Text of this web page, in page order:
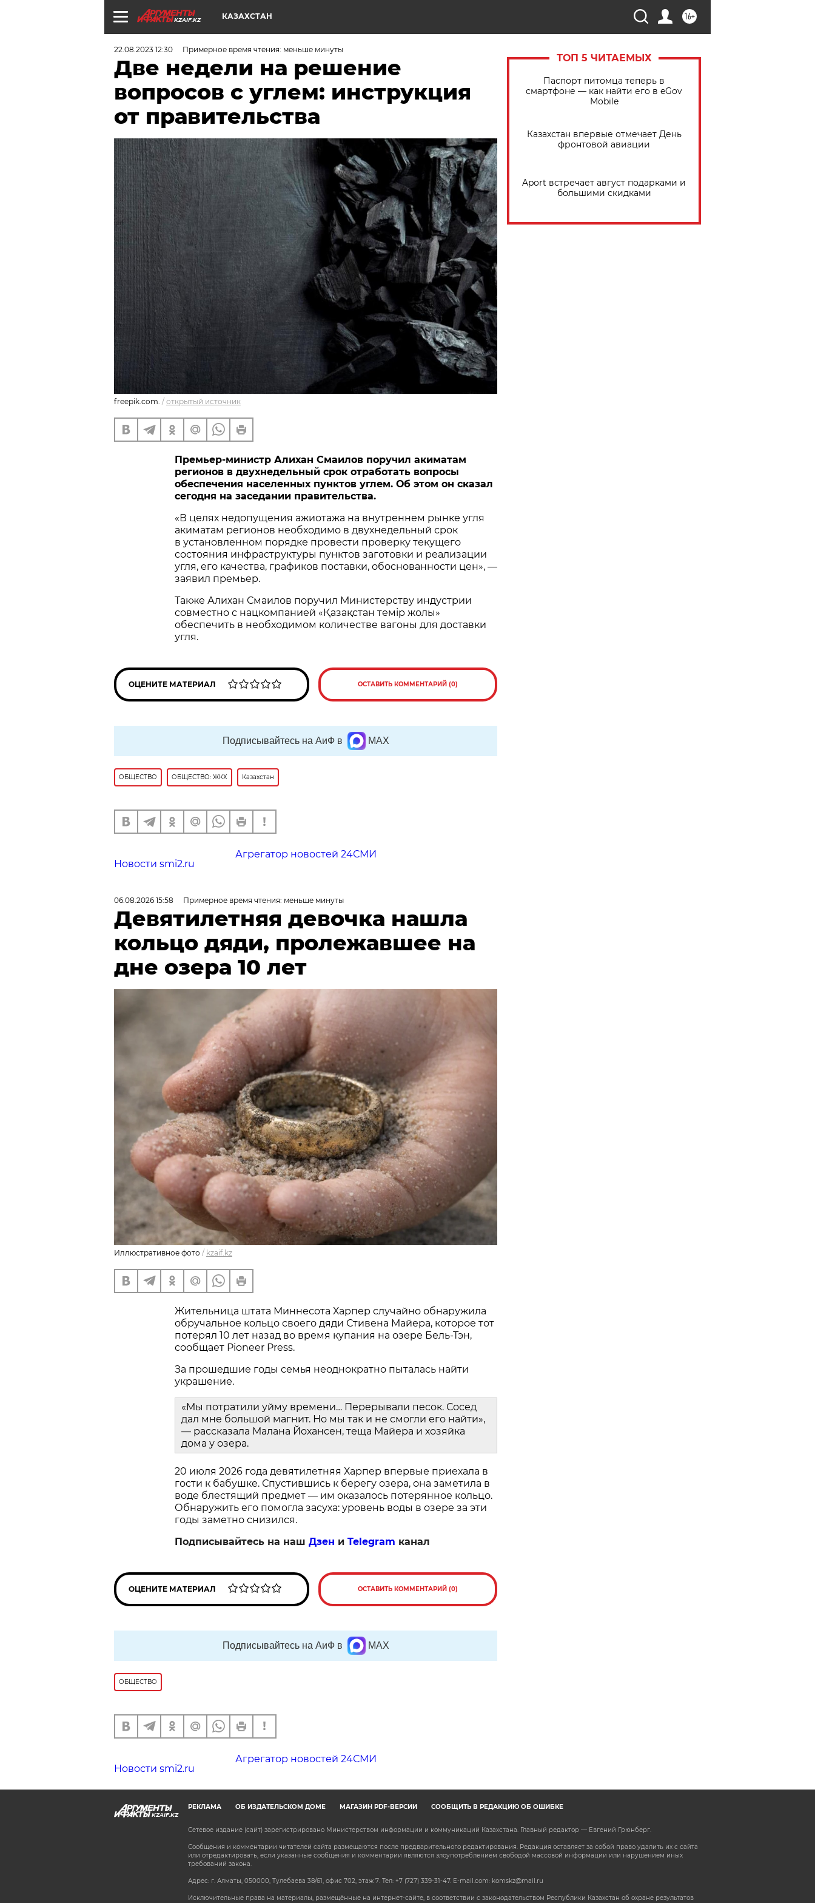
KZAIF.KZ 16+
КАЗАХСТАН
22.08.2023 12:30 Примерное время чтения: меньше минуты
Две недели на решение
вопросов с углем: инструкция
от правительства
freepik.com. / открытый источник
Премьер-министр Алихан Смаилов поручил акиматам
регионов в двухнедельный срок отработать вопросы
обеспечения населенных пунктов углем. Об этом он сказал
сегодня на заседании правительства.
«В целях недопущения ажиотажа на внутреннем рынке угля
акиматам регионов необходимо в двухнедельный срок
в установленном порядке провести проверку текущего
состояния инфраструктуры пунктов заготовки и реализации
угля, его качества, графиков поставки, обоснованности цен», —
заявил премьер.
Также Алихан Смаилов поручил Министерству индустрии
совместно с нацкомпанией «Қазақстан темір жолы»
обеспечить в необходимом количестве вагоны для доставки
угля.
ОЦЕНИТЕ МАТЕРИАЛ ОСТАВИТЬ КОММЕНТАРИЙ (0)
Подписывайтесь на АиФ в MAX
ОБЩЕСТВО ОБЩЕСТВО: ЖКХ Казахстан
Агрегатор новостей 24СМИ
Новости smi2.ru
ТОП 5 ЧИТАЕМЫХ
Паспорт питомца теперь в
смартфоне — как найти его в eGov
Mobile
Казахстан впервые отмечает День
фронтовой авиации
Aport встречает август подарками и
большими скидками
06.08.2026 15:58 Примерное время чтения: меньше минуты
Девятилетняя девочка нашла
кольцо дяди, пролежавшее на
дне озера 10 лет
Иллюстративное фото / kzaif.kz
Жительница штата Миннесота Харпер случайно обнаружила
обручальное кольцо своего дяди Стивена Майера, которое тот
потерял 10 лет назад во время купания на озере Бель-Тэн,
сообщает Pioneer Press.
За прошедшие годы семья неоднократно пыталась найти
украшение.
«Мы потратили уйму времени… Перерывали песок. Сосед
дал мне большой магнит. Но мы так и не смогли его найти»,
— рассказала Малана Йохансен, теща Майера и хозяйка
дома у озера.
20 июля 2026 года девятилетняя Харпер впервые приехала в
гости к бабушке. Спустившись к берегу озера, она заметила в
воде блестящий предмет — им оказалось потерянное кольцо.
Обнаружить его помогла засуха: уровень воды в озере за эти
годы заметно снизился.
Подписывайтесь на наш Дзен и Telegram канал
ОЦЕНИТЕ МАТЕРИАЛ ОСТАВИТЬ КОММЕНТАРИЙ (0)
Подписывайтесь на АиФ в MAX
ОБЩЕСТВО
Агрегатор новостей 24СМИ
Новости smi2.ru
KZAIF.KZ
РЕКЛАМА ОБ ИЗДАТЕЛЬСКОМ ДОМЕ МАГАЗИН PDF-ВЕРСИЙ СООБЩИТЬ В РЕДАКЦИЮ ОБ ОШИБКЕ
Сетевое издание (сайт) зарегистрировано Министерством информации и коммуникаций Казахстана. Главный редактор — Евгений Грюнберг.
Сообщения и комментарии читателей сайта размещаются после предварительного редактирования. Редакция оставляет за собой право удалить их с сайта
или отредактировать, если указанные сообщения и комментарии являются злоупотреблением свободой массовой информации или нарушением иных
требований закона.
Адрес: г. Алматы, 050000, Тулебаева 38/61, офис 702, этаж 7. Тел: +7 (727) 339-31-47. E-mail.com: komskz@mail.ru
Исключительные права на материалы, размещённые на интернет-сайте, в соответствии с законодательством Республики Казахстан об охране результатов